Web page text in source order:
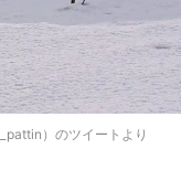
）のツイートより